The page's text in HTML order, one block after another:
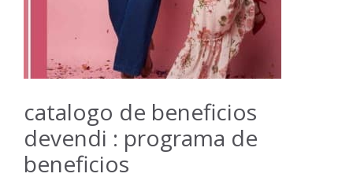
catalogo de beneficios
devendi : programa de
beneficios